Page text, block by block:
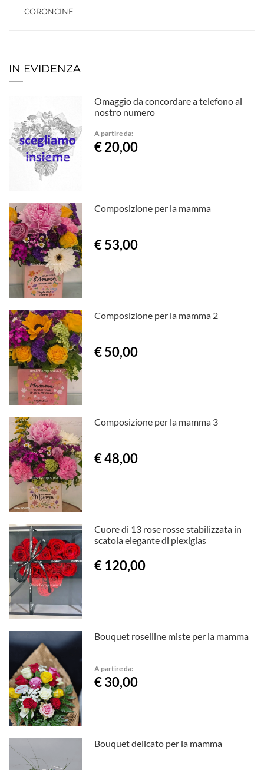
CORONCINE
IN EVIDENZA
Omaggio da concordare a telefono al
nostro numero
A partire da:
€ 20,00
Composizione per la mamma
€ 53,00
Composizione per la mamma 2
€ 50,00
Composizione per la mamma 3
€ 48,00
Cuore di 13 rose rosse stabilizzata in
scatola elegante di plexiglas
€ 120,00
Bouquet roselline miste per la mamma
A partire da:
€ 30,00
Bouquet delicato per la mamma